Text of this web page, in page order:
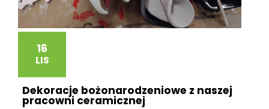
16
LIS
Dekoracje bożonarodzeniowe z naszej
pracowni ceramicznej